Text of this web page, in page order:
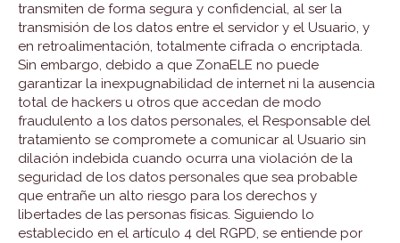
transmiten de forma segura y confidencial, al ser la
transmisión de los datos entre el servidor y el Usuario, y
en retroalimentación, totalmente cifrada o encriptada.
Sin embargo, debido a que ZonaELE no puede
garantizar la inexpugnabilidad de internet ni la ausencia
total de hackers u otros que accedan de modo
fraudulento a los datos personales, el Responsable del
tratamiento se compromete a comunicar al Usuario sin
dilación indebida cuando ocurra una violación de la
seguridad de los datos personales que sea probable
que entrañe un alto riesgo para los derechos y
libertades de las personas físicas. Siguiendo lo
establecido en el artículo 4 del RGPD, se entiende por